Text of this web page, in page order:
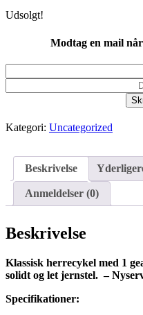
Udsolgt!
Modtag en mail
Kategori: Uncategorized
Beskrivelse
Anmeldelser (0)
Beskrivelse
Klassisk herrecykel med 1
solidt og let jernstel. –
Specifikationer: